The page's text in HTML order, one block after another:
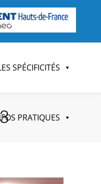
SPÉCIFICITÉS
PRATIQUES